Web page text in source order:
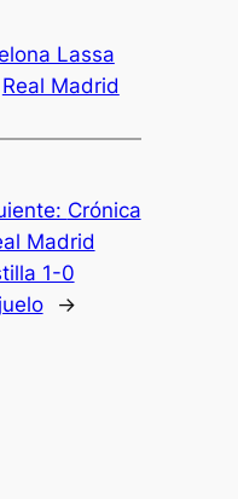
Lassa
Real Madrid
Crónica
Madrid
1-0
→